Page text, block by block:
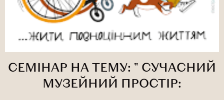
СЕМІНАР НА ТЕМУ: " СУЧАСНИЙ
МУЗЕЙНИЙ ПРОСТІР: